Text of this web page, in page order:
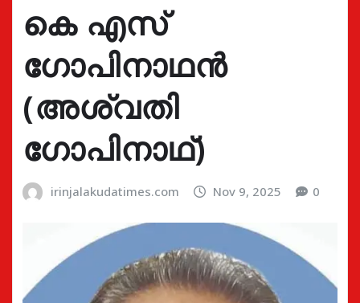
കെ എസ്
ഗോപിനാഥൻ
(അശ്വതി
ഗോപിനാഥ്)
irinjalakudatimes.com Nov 9, 2025 0